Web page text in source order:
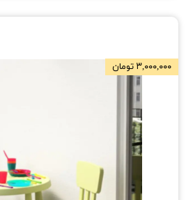
۳,۰۰۰,۰۰۰ تومان